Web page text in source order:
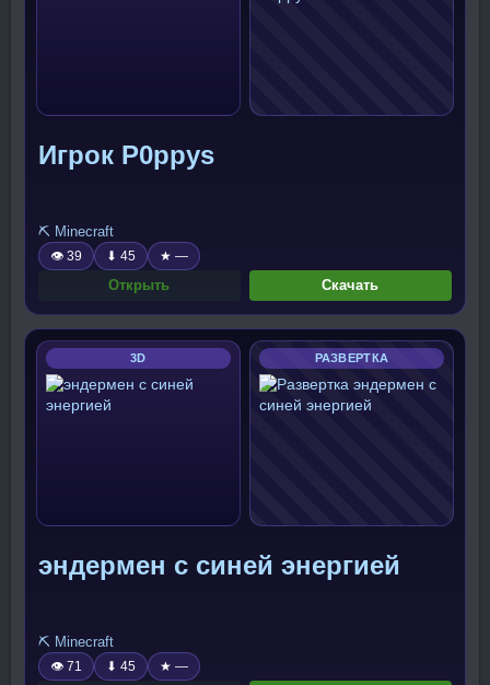
Игрок P0ppys
⛏️ Minecraft
👁 39 ⬇ 45 ★ —
Открыть Скачать
3D РАЗВЕРТКА
эндермен с синей энергией
⛏️ Minecraft
👁 71 ⬇ 45 ★ —